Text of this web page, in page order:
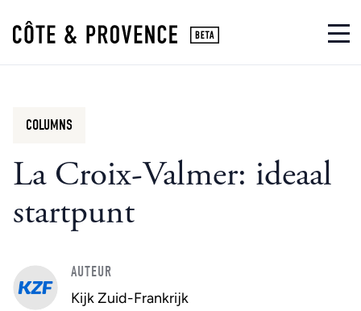
La Croix-Valmer: ideaal
startpunt
COLUMNS
AUTEUR
Kijk Zuid-Frankrijk